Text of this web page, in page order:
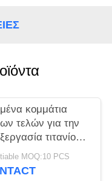
κομμάτια
τελών για την
τιτανίου
Τύπου
MOQ:10 PCS